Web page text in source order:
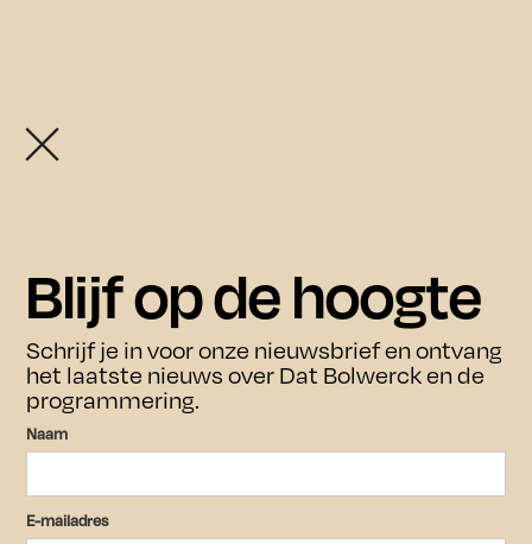
Bezoek
Over ons
Blijf op de hoogte
Schrijf je in voor onze nieuwsbrief en ontvang
het laatste nieuws over Dat Bolwerck en de
programmering.
Naam
E-mailadres
De exposities zijn vrij toegankelijk van donderdag t/m
Bezoek